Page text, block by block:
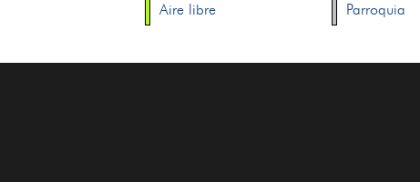
Aire libre
Parroquia